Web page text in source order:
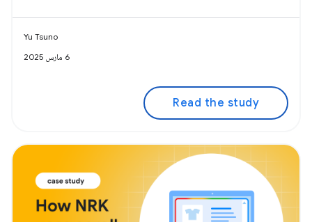
Yu Tsuno
6 مارس 2025
Read the study